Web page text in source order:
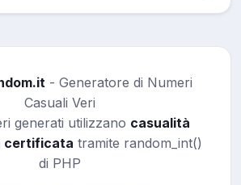
- Generatore di Numeri
Casuali Veri
generati utilizzano casualità
certificata tramite random_int()
di PHP